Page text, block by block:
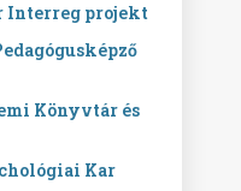
Interreg projekt
Könyvtár és
Kar